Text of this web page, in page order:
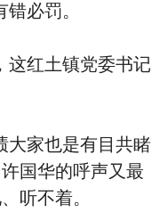
必罚。
红土镇党委书记
家也是有目共睹
国华的呼声又最
听不着。